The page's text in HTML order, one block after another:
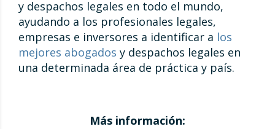
y despachos legales en todo el mundo,
ayudando a los profesionales legales,
empresas e inversores a identificar a los
mejores abogados y despachos legales en
una determinada área de práctica y país.
Más información: